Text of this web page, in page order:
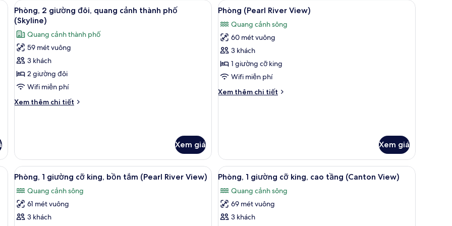
giường
cỡ
king,
quang
cảnh
sông
Deluxe,
giường
đôi
(Canton
Tower
View)
minibar, két bảo mật tại phòng
Xem
tất
cả
ảnh
Phòng,
2
giường
đôi,
quang
cảnh
Phòng, 2 giường đôi, quang cảnh thành phố (Skyline) | Quang cảnh từ phòng
5
Phòng, 2 giường đôi, quang cảnh thành phố
(Skyline)
Quang cảnh thành phố
59 mét vuông
3 khách
2 giường đôi
Wifi miễn phí
Xem thêm chi tiết
Chi
giường
đôi,
quang
thành
phố
(Skyline)
Xem giá
Xem
tất
cả
ảnh
Phòng
(Pearl
River
Bộ đồ giường cao cấp, chăn bông, minibar,
5
Phòng (Pearl River View)
Quang cảnh sông
60 mét vuông
3 khách
1 giường cỡ king
Wifi miễn phí
Xem thêm chi tiết
Chi
View)
Xem giá
minibar, két bảo mật tại phòng
Xem
tất
cả
ảnh
Phòng,
Bộ đồ giường cao cấp, chăn bông, minibar, két bảo mật tại phòng
4
Phòng, 1 giường cỡ king, bồn tắm (Pearl River View)
Quang cảnh sông
61 mét vuông
3 khách
Xem
tất
cả
ảnh
Phòng,
Bộ đồ giường cao cấp, chăn bông, minibar,
5
Phòng, 1 giường cỡ king, cao tầng (Canton View)
Quang cảnh sông
69 mét vuông
3 khách